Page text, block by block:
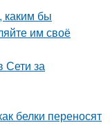
каким бы
им своё
Сети за
белки переносят